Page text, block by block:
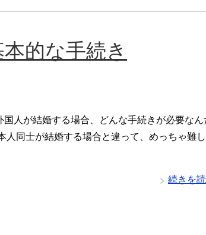
的な手続き
国人が結婚する場合、どんな手続きが必要なん
人同士が結婚する場合と違って、めっちゃ難し
続きを